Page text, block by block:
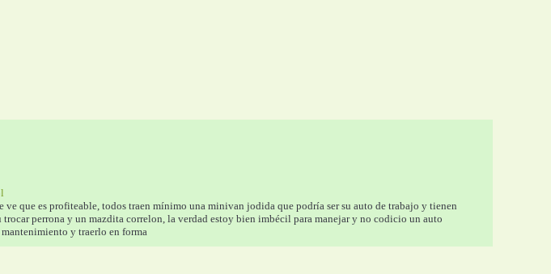
ve que es profiteable, todos traen mínimo una minivan jodida que podría ser su auto de trabajo y tienen
perrona y un mazdita correlon, la verdad estoy bien imbécil para manejar y no codicio un auto
y traerlo en forma